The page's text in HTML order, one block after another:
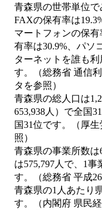
青森県の世帯単位で
FAXの保有率は
マートフォンの保
有率は30.9%、パソ
ターネットを誰も
す。（総務省 通信
タを参照）
青森県の総人口は
653,938人）で全国
国31位です。（厚
照）
青森県の事業所数は
は575,797人で、1
す。（総務省 平成
青森県の1人あたり
す。（内閣府 県民